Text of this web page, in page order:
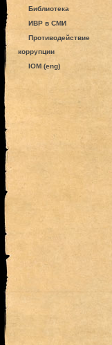
Библиотека
ИВР в СМИ
Противодействие
коррупции
IOM (eng)